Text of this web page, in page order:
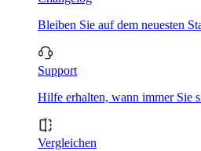
Bleiben Sie auf dem neuesten
Support
Hilfe erhalten, wann immer Sie
Vergleichen